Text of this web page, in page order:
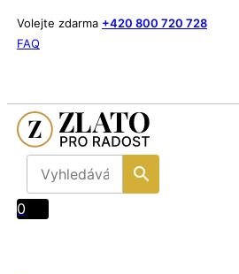
Volejte zdarma +420 800 720 728
FAQ
0